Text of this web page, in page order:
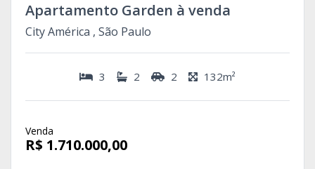
Apartamento Garden à venda
City América , São Paulo
3 2 2 132m²
Venda
R$ 1.710.000,00